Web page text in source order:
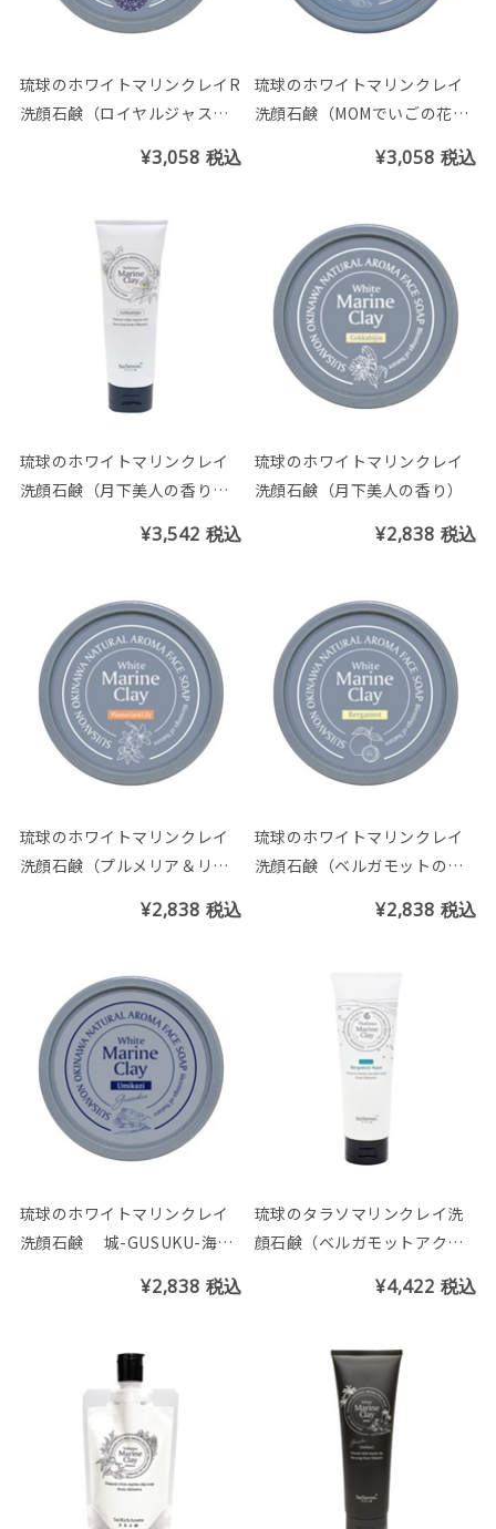
琉球のホワイトマリンクレイR
洗顔石鹸（ロイヤルジャスミ
¥3,058 税込
琉球のホワイトマリンクレイ
洗顔石鹸（MOMでいごの花の
¥3,058 税込
琉球のホワイトマリンクレイ
洗顔石鹸（月下美人の香り）
¥3,542 税込
琉球のホワイトマリンクレイ
洗顔石鹸（月下美人の香り）
¥2,838 税込
琉球のホワイトマリンクレイ
洗顔石鹸（プルメリア＆リリ
¥2,838 税込
琉球のホワイトマリンクレイ
洗顔石鹸（ベルガモットの香
¥2,838 税込
琉球のホワイトマリンクレイ
洗顔石鹸 城-GUSUKU-海風
¥2,838 税込
琉球のタラソマリンクレイ洗
顔石鹸（ベルガモットアクア
¥4,422 税込